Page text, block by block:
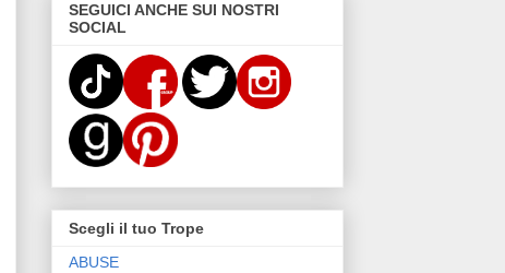
SEGUICI ANCHE SUI NOSTRI
SOCIAL
Scegli il tuo Trope
ABUSE